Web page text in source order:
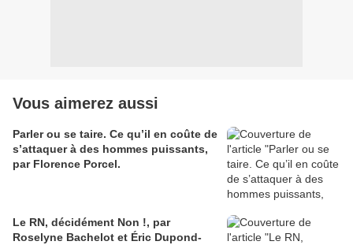
Vous aimerez aussi
Parler ou se taire. Ce qu’il en coûte de
s’attaquer à des hommes puissants,
par Florence Porcel.
Le RN, décidément Non !, par
Roselyne Bachelot et Éric Dupond-